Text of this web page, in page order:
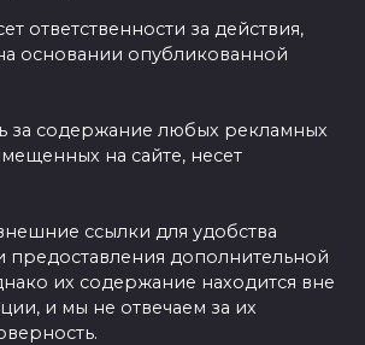
ответственности за действия,
основании опубликованной
за содержание любых рекламных
на сайте, несет
ссылки для удобства
предоставления дополнительной
их содержание находится вне
и мы не отвечаем за их